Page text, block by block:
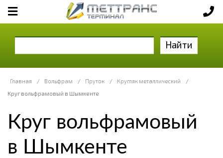
Найти
Главная / Вольфрам / Пруток / Кругляк металлический
/
Круг вольфрамовый в Шымкенте
Круг вольфрамовый
в Шымкенте